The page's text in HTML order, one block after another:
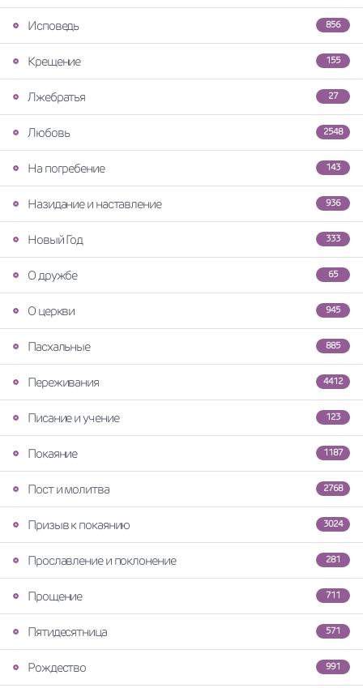
856
Исповедь
155
Крещение
27
Лжебратья
2548
Любовь
143
На погребение
936
Назидание и наставление
333
Новый Год
65
О дружбе
945
О церкви
885
Пасхальные
4412
Переживания
123
Писание и учение
1187
Покаяние
2768
Пост и молитва
3024
Призыв к покаянию
281
Прославление и поклонение
711
Прощение
571
Пятидесятница
991
Рождество